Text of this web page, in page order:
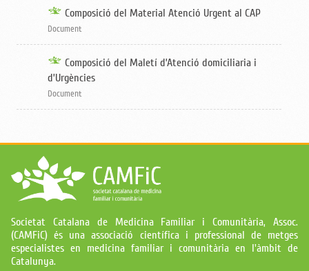
Composició del Material Atenció Urgent al CAP
Document
Composició del Maletí d’Atenció domiciliaria i
d’Urgències
Document
Societat Catalana de Medicina Familiar i Comunitària, Assoc.
(CAMFiC) és una associació científica i professional de metges
especialistes en medicina familiar i comunitària en l'àmbit de
Catalunya.